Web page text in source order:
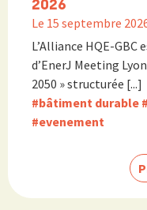
2026
Le 15 septembre
L’Alliance HQE-
d’EnerJ Meeting
2050 » structurée [...]
#bâtiment durable
#evenement